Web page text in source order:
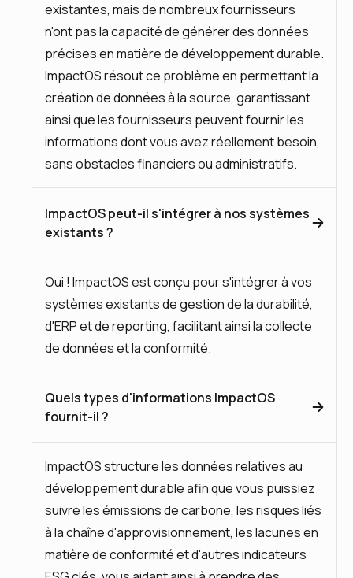
existantes, mais de nombreux fournisseurs
n'ont pas la capacité de générer des données
précises en matière de développement durable.
ImpactOS résout ce problème en permettant la
création de données à la source, garantissant
ainsi que les fournisseurs peuvent fournir les
informations dont vous avez réellement besoin,
sans obstacles financiers ou administratifs.
ImpactOS peut-il s'intégrer à nos systèmes
existants ?
Oui ! ImpactOS est conçu pour s'intégrer à vos
systèmes existants de gestion de la durabilité,
d'ERP et de reporting, facilitant ainsi la collecte
de données et la conformité.
Quels types d'informations ImpactOS
fournit-il ?
ImpactOS structure les données relatives au
développement durable afin que vous puissiez
suivre les émissions de carbone, les risques liés
à la chaîne d'approvisionnement, les lacunes en
matière de conformité et d'autres indicateurs